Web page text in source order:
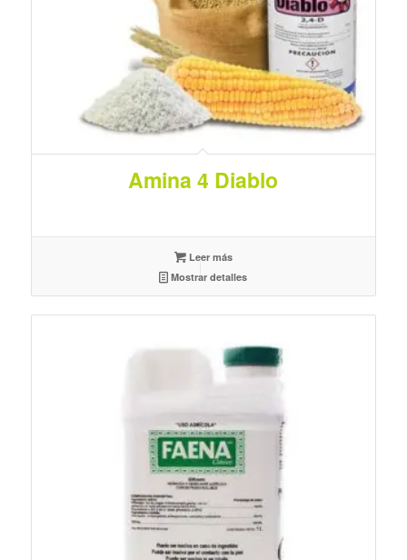
Amina 4 Diablo
Leer más
Mostrar detalles